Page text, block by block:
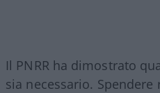
Il PNRR ha dimostrato
sia necessario.